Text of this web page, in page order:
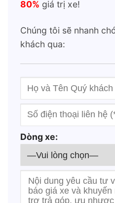
80% giá trị xe!
Chúng tôi sẽ nhanh
khách qua:
Dòng xe: